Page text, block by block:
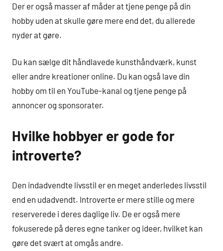
Der er også masser af måder at tjene penge på din
hobby uden at skulle gøre mere end det, du allerede
nyder at gøre.
Du kan sælge dit håndlavede kunsthåndværk, kunst
eller andre kreationer online. Du kan også lave din
hobby om til en YouTube-kanal og tjene penge på
annoncer og sponsorater.
Hvilke hobbyer er gode for
introverte?
Den indadvendte livsstil er en meget anderledes livsstil
end en udadvendt. Introverte er mere stille og mere
reserverede i deres daglige liv. De er også mere
fokuserede på deres egne tanker og ideer, hvilket kan
gøre det svært at omgås andre.